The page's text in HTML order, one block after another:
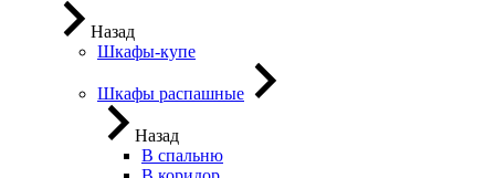
Назад
Шкафы-купе
Шкафы распашные
Назад
В спальню